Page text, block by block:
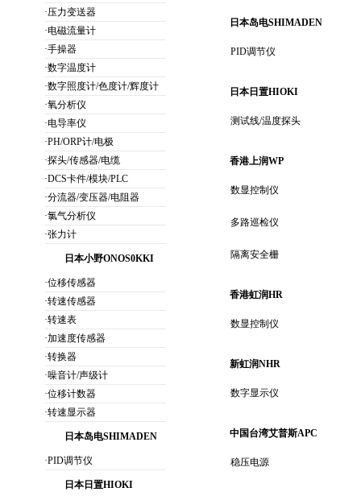
·压力变送器
·电磁流量计
·手操器
·数字温度计
·数字照度计/色度计/辉度计
·氧分析仪
·电导率仪
·PH/ORP计/电极
·探头/传感器/电缆
·DCS卡件/模块/PLC
·分流器/变压器/电阻器
·氯气分析仪
·张力计
日本小野ONOS0KKI
·位移传感器
·转速传感器
·转速表
·加速度传感器
·转换器
·噪音计/声级计
·位移计数器
·转速显示器
日本岛电SHIMADEN
·PID调节仪
日本日置HIOKI
日本岛电SHIMADEN
PID调节仪
日本日置HIOKI
测试线/温度探头
香港上润WP
数显控制仪
多路巡检仪
隔离安全栅
香港虹润HR
数显控制仪
新虹润NHR
数字显示仪
中国台湾艾普斯APC
稳压电源